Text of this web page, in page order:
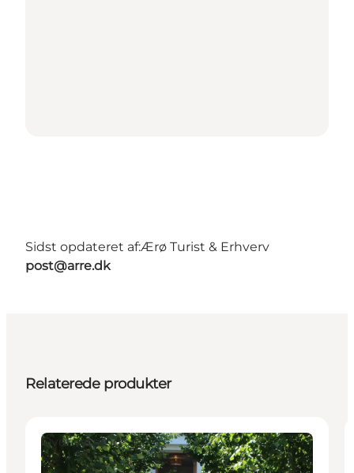
Sidst opdateret af:Ærø Turist & Erhverv
post@arre.dk
Relaterede produkter
Overnatning